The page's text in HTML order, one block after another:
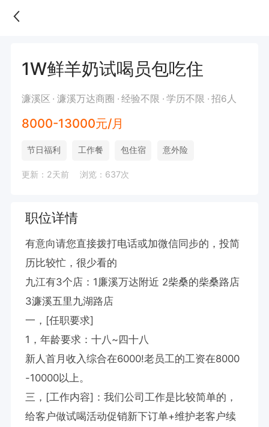
1W鲜羊奶试喝员包吃住
濂溪区 濂溪万达商圈 经验不限 学历不限 招6人
8000-13000元/月
节日福利 工作餐 包住宿 意外险
更新：2天前 浏览：637次
职位详情
有意向请您直接拨打电话或加微信同步的，投简
历比较忙，很少看的
九江有3个店：1廉溪万达附近 2柴桑的柴桑路店
3濂溪五里九湖路店
一，[任职要求]
1，年龄要求：十八~四十八
新人首月收入综合在6000!老员工的工资在8000
-10000以上。
三，[工作内容]：我们公司工作是比较简单的，
给客户做试喝活动促销新下订单+维护老客户续